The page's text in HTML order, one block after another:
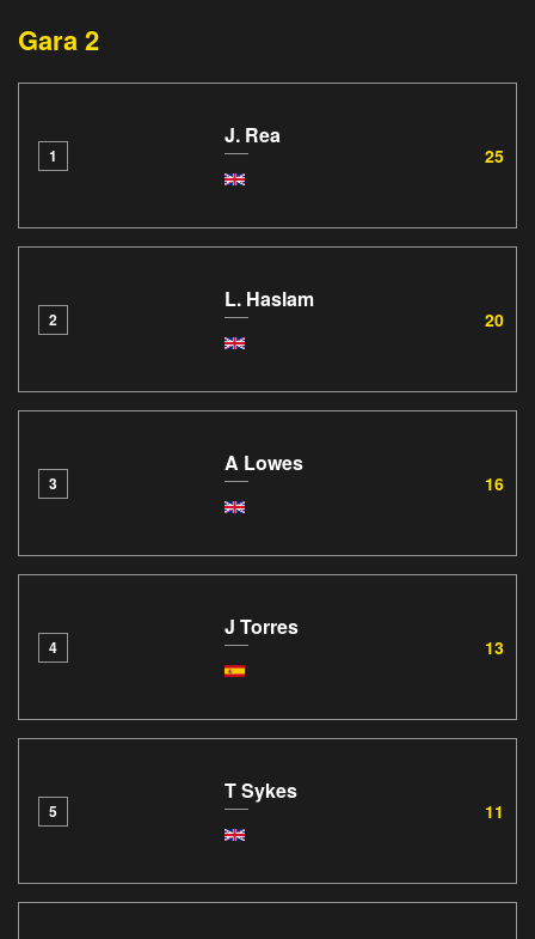
Gara 2
1
J. Rea
25
2
L. Haslam
20
3
A Lowes
16
4
J Torres
13
5
T Sykes
11